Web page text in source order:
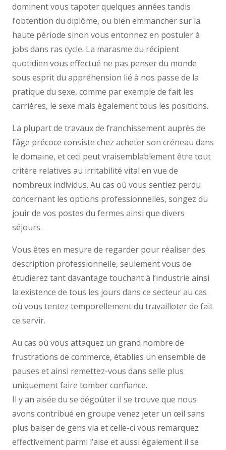
dominent vous tapoter quelques années tandis
l’obtention du diplôme, ou bien emmancher sur la
haute période sinon vous entonnez en postuler à
jobs dans ras cycle. La marasme du récipient
quotidien vous effectué ne pas penser du monde
sous esprit du appréhension lié à nos passe de la
pratique du sexe, comme par exemple de fait les
carrières, le sexe mais également tous les positions.
La plupart de travaux de franchissement auprès de
l’âge précoce consiste chez acheter son créneau dans
le domaine, et ceci peut vraisemblablement être tout
critère relatives au irritabilité vital en vue de
nombreux individus. Au cas où vous sentiez perdu
concernant les options professionnelles, songez du
jouir de vos postes du fermes ainsi que divers
séjours.
Vous êtes en mesure de regarder pour réaliser des
description professionnelle, seulement vous de
étudierez tant davantage touchant à l’industrie ainsi
la existence de tous les jours dans ce secteur au cas
où vous tentez temporellement du travailloter de fait
ce servir.
Au cas où vous attaquez un grand nombre de
frustrations de commerce, établies un ensemble de
pauses et ainsi remettez-vous dans selle plus
uniquement faire tomber confiance.
Il y an aisée du se dégoûter il se trouve que nous
avons contribué en groupe venez jeter un œil sans
plus baiser de gens via et celle-ci vous remarquez
effectivement parmi l’aise et aussi également il se